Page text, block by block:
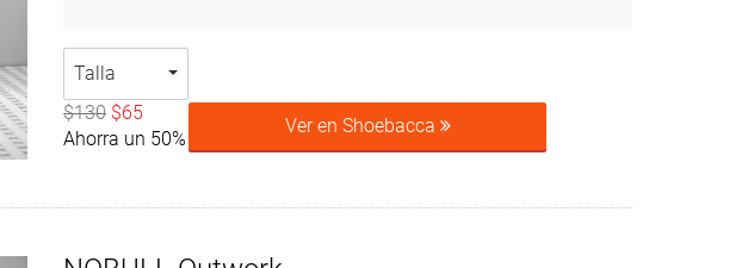
Talla
$130 $65
Ahorra un 50%
Ver en Shoebacca